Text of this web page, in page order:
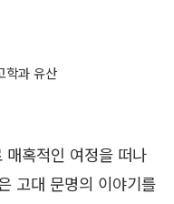
학과 유산
매혹적인 여정을 떠나
고대 문명의 이야기를